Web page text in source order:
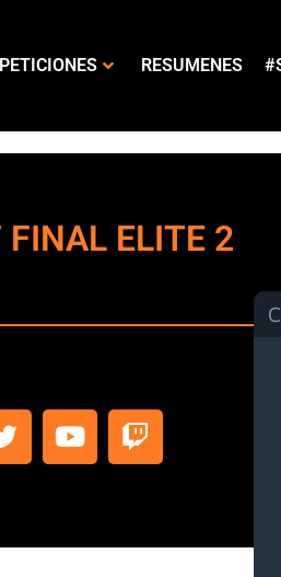
RESUMENES
FINAL ELITE 2